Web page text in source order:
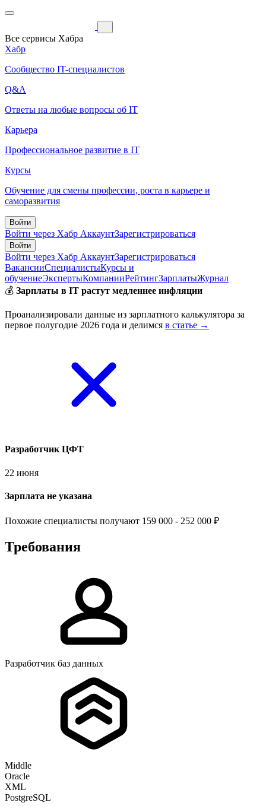
Все сервисы Хабра
Хабр
Сообщество IT-специалистов
Q&A
Ответы на любые вопросы об IT
Карьера
Профессиональное развитие в IT
Курсы
Обучение для смены профессии, роста в карьере и
саморазвития
Войти
Войти через Хабр АккаунтЗарегистрироваться
Войти
Войти через Хабр АккаунтЗарегистрироваться
ВакансииСпециалистыКурсы и
обучениеЭкспертыКомпанииРейтингЗарплатыЖурнал
💰 Зарплаты в IT растут медленнее инфляции
Проанализировали данные из зарплатного калькулятора за
первое полугодие 2026 года и делимся в статье →
Разработчик ЦФТ
22 июня
Зарплата не указана
Похожие специалисты получают 159 000 - 252 000 ₽
Требования
Разработчик баз данных
Middle
Oracle
XML
PostgreSQL